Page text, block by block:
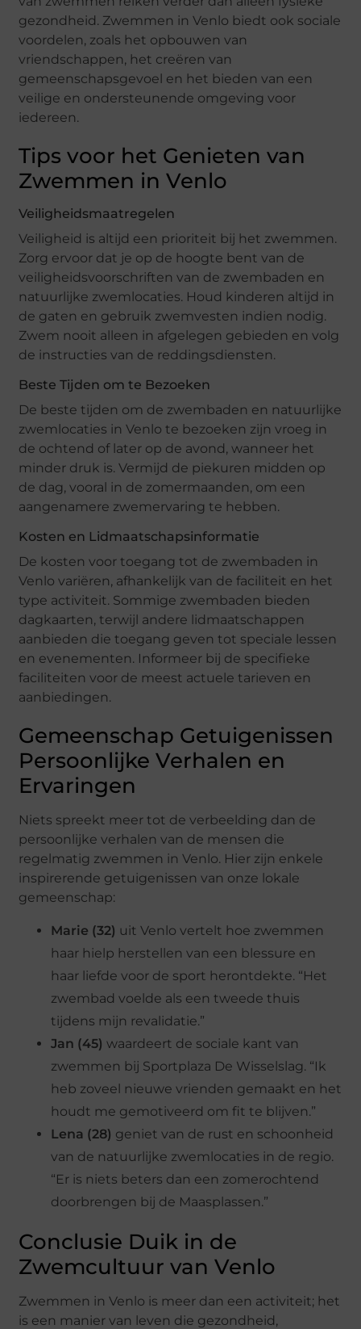
gezondheid. Zwemmen in Venlo biedt ook sociale
voordelen, zoals het opbouwen van
vriendschappen, het creëren van
gemeenschapsgevoel en het bieden van een
veilige en ondersteunende omgeving voor
iedereen.
Tips voor het Genieten van
Zwemmen in Venlo
Veiligheidsmaatregelen
Veiligheid is altijd een prioriteit bij het zwemmen.
Zorg ervoor dat je op de hoogte bent van de
veiligheidsvoorschriften van de zwembaden en
natuurlijke zwemlocaties. Houd kinderen altijd in
de gaten en gebruik zwemvesten indien nodig.
Zwem nooit alleen in afgelegen gebieden en volg
de instructies van de reddingsdiensten.
Beste Tijden om te Bezoeken
De beste tijden om de zwembaden en natuurlijke
zwemlocaties in Venlo te bezoeken zijn vroeg in
de ochtend of later op de avond, wanneer het
minder druk is. Vermijd de piekuren midden op
de dag, vooral in de zomermaanden, om een
aangenamere zwemervaring te hebben.
Kosten en Lidmaatschapsinformatie
De kosten voor toegang tot de zwembaden in
Venlo variëren, afhankelijk van de faciliteit en het
type activiteit. Sommige zwembaden bieden
dagkaarten, terwijl andere lidmaatschappen
aanbieden die toegang geven tot speciale lessen
en evenementen. Informeer bij de specifieke
faciliteiten voor de meest actuele tarieven en
aanbiedingen.
Gemeenschap Getuigenissen
Persoonlijke Verhalen en
Ervaringen
Niets spreekt meer tot de verbeelding dan de
persoonlijke verhalen van de mensen die
regelmatig zwemmen in Venlo. Hier zijn enkele
inspirerende getuigenissen van onze lokale
gemeenschap:
Marie (32) uit Venlo vertelt hoe zwemmen
haar hielp herstellen van een blessure en
haar liefde voor de sport herontdekte. “Het
zwembad voelde als een tweede thuis
tijdens mijn revalidatie.”
Jan (45) waardeert de sociale kant van
zwemmen bij Sportplaza De Wisselslag. “Ik
heb zoveel nieuwe vrienden gemaakt en het
houdt me gemotiveerd om fit te blijven.”
Lena (28) geniet van de rust en schoonheid
van de natuurlijke zwemlocaties in de regio.
“Er is niets beters dan een zomerochtend
doorbrengen bij de Maasplassen.”
Conclusie Duik in de
Zwemcultuur van Venlo
Zwemmen in Venlo is meer dan een activiteit; het
is een manier van leven die gezondheid,